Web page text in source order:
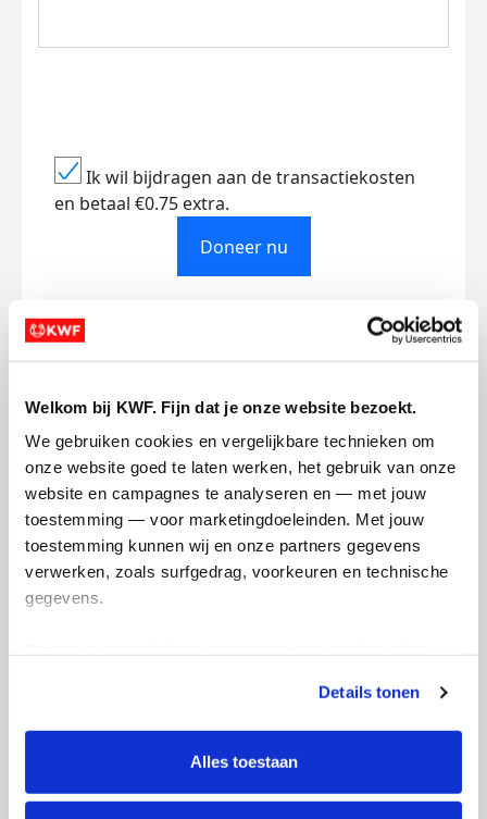
Welkom bij KWF. Fijn dat je onze website bezoekt.
We gebruiken cookies en vergelijkbare technieken om
onze website goed te laten werken, het gebruik van onze
website en campagnes te analyseren en — met jouw
toestemming — voor marketingdoeleinden. Met jouw
toestemming kunnen wij en onze partners gegevens
verwerken, zoals surfgedrag, voorkeuren en technische
gegevens.
tonen. Je kunt je toestemming op elk moment wijzigen of
intrekken via Cookie instellingen onderaan de pagina. De
lijst met cookies is te vinden in het tabblad “details”.
Details tonen
Alles toestaan
Ik wil bijdragen aan de transactiekosten
en betaal €0.75 extra.
Doneer nu
€938 €1.000
Doneer
Vince's badges